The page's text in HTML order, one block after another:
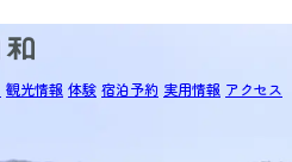
観光情報 体験 宿泊予約 実用情報 アクセス